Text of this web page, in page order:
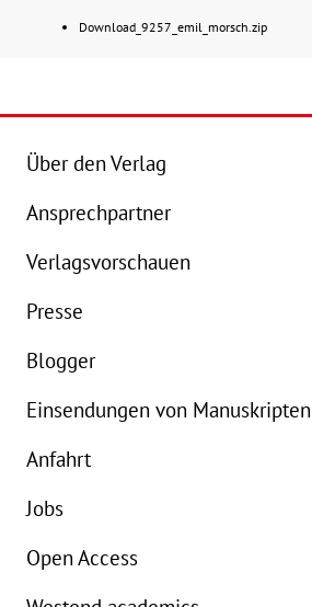
Download_9257_emil_morsch.zip
Über den Verlag
Ansprechpartner
Verlagsvorschauen
Presse
Blogger
Einsendungen von Manuskripten
Anfahrt
Jobs
Open Access